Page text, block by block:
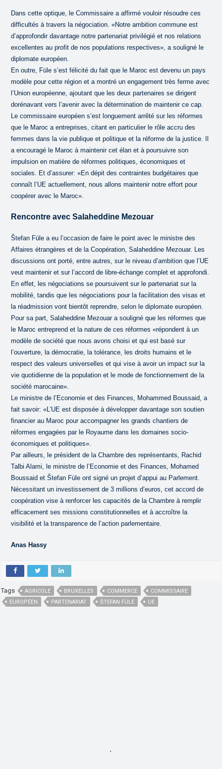
Dans cette optique, le Commissaire a affirmé vouloir résoudre ces
difficultés à travers la négociation. «Notre ambition commune est
d’approfondir davantage notre partenariat privilégié et nos relations
excellentes au profit de nos populations respectives», a souligné le
diplomate européen.
En outre, Füle s’est félicité du fait que le Maroc est devenu un pays
modèle pour cette région et a montré un engagement très ferme avec
l’Union européenne, ajoutant que les deux partenaires se dirigent
dorénavant vers l’avenir avec la détermination de maintenir ce cap.
Le commissaire européen s’est longuement arrêté sur les réformes
que le Maroc a entreprises, citant en particulier le rôle accru des
femmes dans la vie publique et politique et la réforme de la justice. Il
a encouragé le Maroc à maintenir cet élan et à poursuivre son
impulsion en matière de réformes politiques, économiques et
sociales. Et d’assurer: «En dépit des contraintes budgétaires que
connaît l’UE actuellement, nous allons maintenir notre effort pour
coopérer avec le Maroc».
Rencontre avec Salaheddine Mezouar
Štefan Füle a eu l’occasion de faire le point avec le ministre des
Affaires étrangères et de la Coopération, Salaheddine Mezouar. Les
discussions ont porté, entre autres, sur le niveau d’ambition que l’UE
veut maintenir et sur l’accord de libre-échange complet et approfondi.
En effet, les négociations se poursuivent sur le partenariat sur la
mobilité, tandis que les négociations pour la facilitation des visas et
la réadmission vont bientôt reprendre, selon le diplomate européen.
Pour sa part, Salaheddine Mezouar a souligné que les réformes que
le Maroc entreprend et la nature de ces réformes «répondent à un
modèle de société que nous avons choisi et qui est basé sur
l’ouverture, la démocratie, la tolérance, les droits humains et le
respect des valeurs universelles et qui vise à avoir un impact sur la
vie quotidienne de la population et le mode de fonctionnement de la
société marocaine».
Le ministre de l’Economie et des Finances, Mohammed Boussaid, a
fait savoir: «L’UE est disposée à développer davantage son soutien
financier au Maroc pour accompagner les grands chantiers de
réformes engagées par le Royaume dans les domaines socio-
économiques et politiques».
Par ailleurs, le président de la Chambre des représentants, Rachid
Talbi Alami, le ministre de l’Economie et des Finances, Mohamed
Boussaid et Štefan Füle ont signé un projet d’appui au Parlement.
Nécessitant un investissement de 3 millions d’euros, cet accord de
coopération vise à renforcer les capacités de la Chambre à remplir
efficacement ses missions constitutionnelles et à accroître la
visibilité et la transparence de l’action parlementaire.
Anas Hassy
Tags AGRICOLE BRUXELLES COMMERCE
COMMISSAIRE
EUROPÉEN
PARTENARIAT ŠTEFAN FÜLE UE